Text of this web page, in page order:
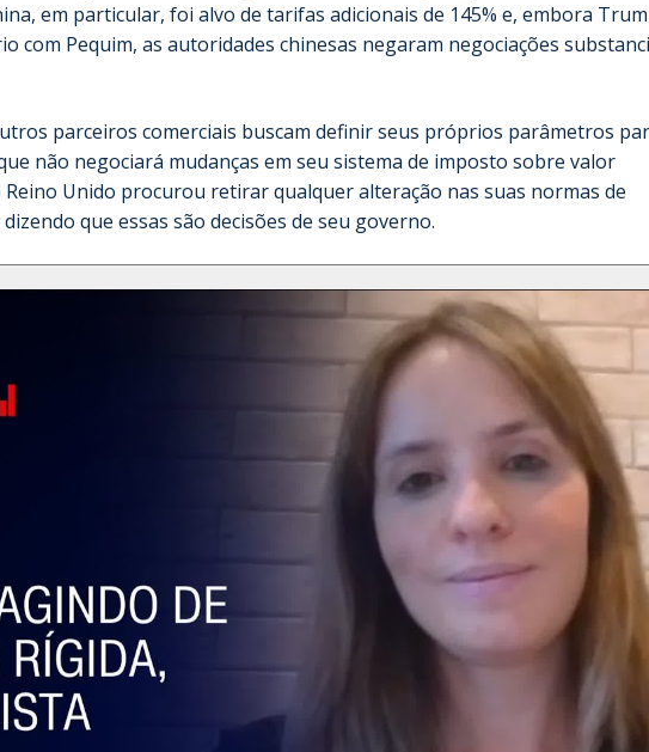
em particular, foi alvo de tarifas adicionais de 145% e, embora
com Pequim, as autoridades chinesas negaram negociações
parceiros comerciais buscam definir seus próprios parâmetros
não negociará mudanças em seu sistema de imposto sobre valor
Unido procurou retirar qualquer alteração nas suas normas de
que essas são decisões de seu governo.